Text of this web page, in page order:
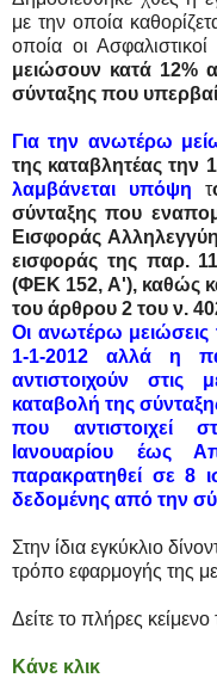
με την οποία
οποία οι
μειώσουν κατά 12%
σύνταξης που
Για την ανωτέρω
της καταβλητέας την
λαμβάνεται υπόψη τ
σύνταξης που
Εισφοράς
εισφοράς της παρ.
(ΦΕΚ 152, Α'), καθώς
του άρθρου 2 του ν.
Οι ανωτέρω
1-1-2012 αλλά η
αντιστοιχούν στις
καταβολή της
που αντιστοιχεί
Ιανουαρίου έως
παρακρατηθεί σε 8
δεδομένης από την
Στην ίδια εγκύκλιο
τρόπο εφαρμογής της
Δείτε το πλήρες κείμενο
Κάνε κλικ